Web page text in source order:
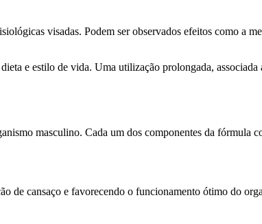
visadas. Podem ser observados efeitos como a
e estilo de vida. Uma utilização prolongada,
masculino. Cada um dos componentes da fórmula
de cansaço e favorecendo o funcionamento ótimo do